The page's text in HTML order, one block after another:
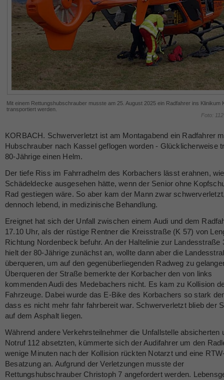
Mit einem Rettungshubschrauber musste am 25. August 2025 ein Radfahrer ins Klinikum
transportiert werden.
Foto:
KORBACH. Schwerverletzt ist am Montagabend ein Radfahrer
Hubschrauber nach Kassel geflogen worden - Glücklicherweise
80-Jährige einen Helm.
Der tiefe Riss im Fahrradhelm des Korbachers lässt erahnen,
Schädeldecke ausgesehen hätte, wenn der Senior ohne
Rad gestiegen wäre. So aber kam der Mann zwar
dennoch lebend, in medizinische Behandlung.
Ereignet hat sich der Unfall zwischen einem Audi und dem
17.10 Uhr, als der rüstige Rentner die Kreisstraße (K 57) von
Richtung Nordenbeck befuhr. An der Haltelinie zur Landesstraße
hielt der 80-Jährige zunächst an, wollte dann aber die
überqueren, um auf den gegenüberliegenden Radweg zu
Überqueren der Straße bemerkte der Korbacher den von links
kommenden Audi des Medebachers nicht. Es kam zu Kollision
Fahrzeuge. Dabei wurde das E-Bike des Korbachers so stark
dass es nicht mehr fahr fahrbereit war. Schwerverletzt blieb der
auf dem Asphalt liegen.
Während andere Verkehrsteilnehmer die Unfallstelle absicherten
Notruf 112 absetzten, kümmerte sich der Audifahrer um den
wenige Minuten nach der Kollision rückten Notarzt und eine
Besatzung an. Aufgrund der Verletzungen musste der
Rettungshubschrauber Christoph 7 angefordert werden.